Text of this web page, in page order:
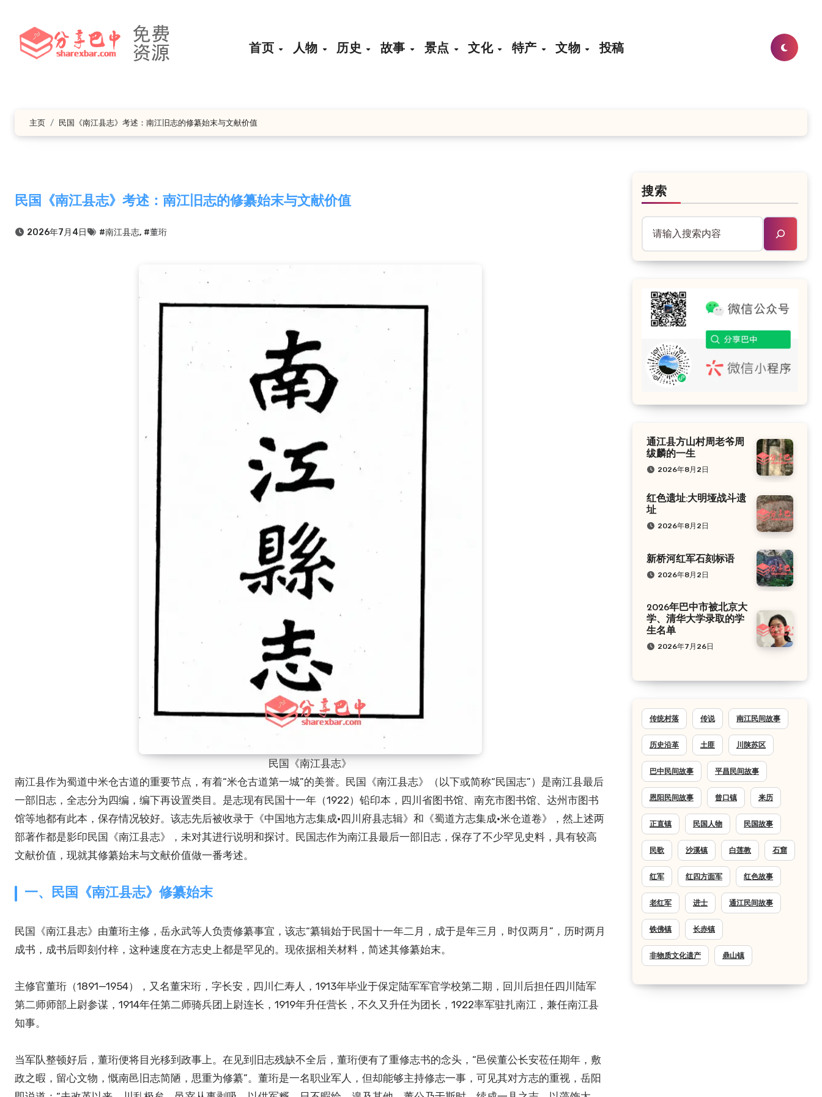
首页 人物 历史 故事 景点 文化 特产 文物 投稿
主页 民国《南江县志》考述：南江旧志的修纂始末与文献价值
民国《南江县志》考述：南江旧志的修纂始末与文献价值
2026年7月4日 #南江县志, #董珩
民国《南江县志》
南江县作为蜀道中米仓古道的重要节点，有着“米仓古道第一城”的美誉。民国《南江县志》（以下或简称“民国志”）是南江县最后
一部旧志，全志分为四编，编下再设置类目。是志现有民国十一年（1922）铅印本，四川省图书馆、南充市图书馆、达州市图书
馆等地都有此本，保存情况较好。该志先后被收录于《中国地方志集成·四川府县志辑》和《蜀道方志集成·米仓道卷》，然上述两
部著作都是影印民国《南江县志》，未对其进行说明和探讨。民国志作为南江县最后一部旧志，保存了不少罕见史料，具有较高
文献价值，现就其修纂始末与文献价值做一番考述。
一、民国《南江县志》修纂始末
民国《南江县志》由董珩主修，岳永武等人负责修纂事宜，该志“纂辑始于民国十一年二月，成于是年三月，时仅两月”，历时两月
成书，成书后即刻付梓，这种速度在方志史上都是罕见的。现依据相关材料，简述其修纂始末。
主修官董珩（1891—1954），又名董宋珩，字长安，四川仁寿人，1913年毕业于保定陆军军官学校第二期，回川后担任四川陆军
第二师师部上尉参谋，1914年任第二师骑兵团上尉连长，1919年升任营长，不久又升任为团长，1922率军驻扎南江，兼任南江县
知事。
当军队整顿好后，董珩便将目光移到政事上。在见到旧志残缺不全后，董珩便有了重修志书的念头，“邑侯董公长安莅任期年，敷
政之暇，留心文物，慨南邑旧志简陋，思重为修纂”。董珩是一名职业军人，但却能够主持修志一事，可见其对方志的重视，岳阳
搜索
通江县方山村周老爷周
绂麟的一生
2026年8月2日
红色遗址:大明垭战斗遗
址
2026年8月2日
新桥河红军石刻标语
2026年8月2日
2026年巴中市被北京大
学、清华大学录取的学
生名单
2026年7月26日
传统村落 传说 南江民间故事
历史沿革 土匪 川陕苏区
巴中民间故事 平昌民间故事
恩阳民间故事 曾口镇 来历
正直镇 民国人物 民国故事
民歌 沙溪镇 白莲教 石窟
红军 红四方面军 红色故事
老红军 进士 通江民间故事
铁佛镇 长赤镇
非物质文化遗产 鼎山镇